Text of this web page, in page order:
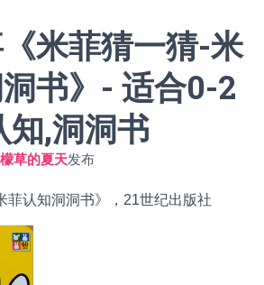
米菲猜一猜-米
书》- 适合0-2
知,洞洞书
草的夏天发布
菲认知洞洞书》，21世纪出版社